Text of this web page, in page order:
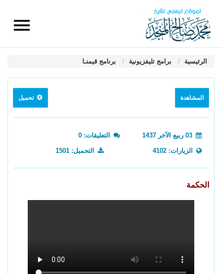
الرئيسية برامج تليفزيونية برنامج قيمنـا
المشاهدة تحميل
التعليقات: 0
الزيارات: 4102 التحميل: 1501
الحكمة